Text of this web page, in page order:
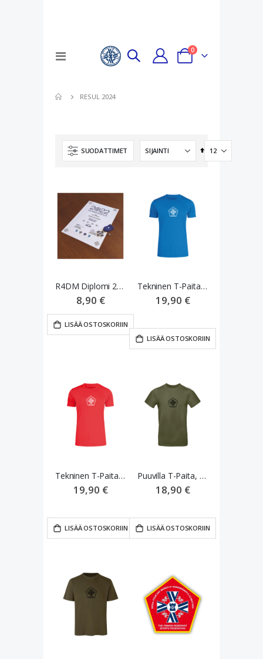
Toggle
Cart
0tuotteet
RESUL 2024
SUODATTIMET
Aseta
laskevaan
R4DM Diplomi 2024
8,90 €
LISÄÄ OSTOSKORIIN
Tekninen T-Paita, 2024, Sininen
19,90 €
LISÄÄ OSTOSKORIIN
Tekninen T-Paita, 2024, Punainen
19,90 €
LISÄÄ OSTOSKORIIN
Puuvilla T-Paita, Khaki
18,90 €
LISÄÄ OSTOSKORIIN